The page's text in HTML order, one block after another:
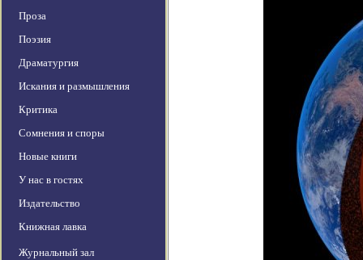
Проза
Поэзия
Драматургия
Искания и размышления
Критика
Сомнения и споры
Новые книги
У нас в гостях
Издательство
Книжная лавка
Журнальный зал